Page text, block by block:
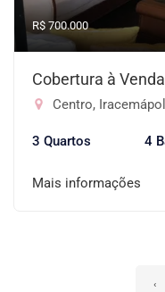
R$ 700.000
Cobertura à
Centro,
3 Quartos 4
Mais informações
‹